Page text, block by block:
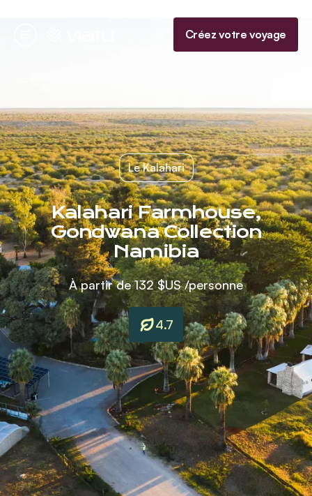
Créez votre voyage
Le Kalahari
Kalahari Farmhouse,
Gondwana Collection
Namibia
À partir de132 $US/personne
4.7